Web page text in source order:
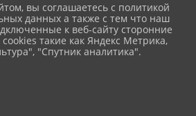
данных
вы соглашаетесь с политикой
данных а также с тем что наш
к веб-сайту сторонние
такие как Яндекс Метрика,
"Спутник аналитика".